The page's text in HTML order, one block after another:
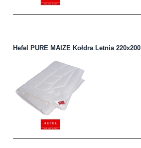
Hefel PURE MAIZE Kołdra Letnia 220x200